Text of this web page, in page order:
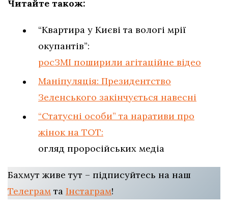
Читайте також:
“Квартира у Києві та вологі мрії
окупантів”:
росЗМІ поширили агітаційне відео
Маніпуляція: Президентство
Зеленського закінчується навесні
“Статусні особи” та наративи про
жінок на ТОТ:
огляд проросійських медіа
Бахмут живе тут – підписуйтесь на наш
Телеграм та Інстаграм!